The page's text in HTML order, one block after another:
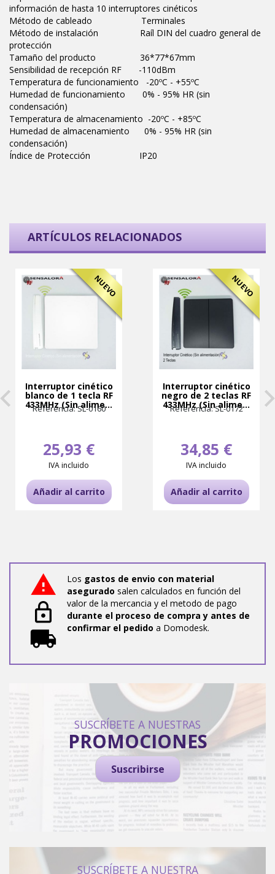
información de hasta 10 interruptores cinéticos
Método de cableado Terminales
Método de instalación Raíl DIN del cuadro general de
protección
Tamaño del producto 36*77*67mm
Sensibilidad de recepción RF -110dBm
Temperatura de funcionamiento -20ºC - +55ºC
Humedad de funcionamiento 0% - 95% HR (sin
condensación)
Temperatura de almacenamiento -20ºC - +85ºC
Humedad de almacenamiento 0% - 95% HR (sin
condensación)
Índice de Protección IP20
ARTÍCULOS RELACIONADOS
NUEVO
Interruptor cinético
blanco de 1 tecla RF
433MHz (Sin alime...
Referencia: SL-0160
25,93 €
IVA incluido
Añadir al carrito
NUEVO
Interruptor cinético
negro de 2 teclas RF
433MHz (Sin alime...
Referencia: SL-0172
34,85 €
IVA incluido
Añadir al carrito
Los gastos de envio con material
asegurado salen calculados en función del
valor de la mercancia y el metodo de pago
durante el proceso de compra y antes de
confirmar el pedido a Domodesk.
SUSCRÍBETE A NUESTRAS
PROMOCIONES
Suscribirse
SUSCRÍBETE A NUESTRA